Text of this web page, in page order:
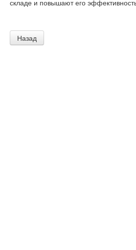
складе и повышают его
Назад